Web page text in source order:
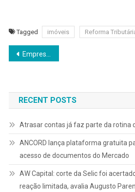
Tagged imóveis Reforma
Navegação
Post
Empresas definem metas sem revisar competências e pagam a conta ao longo do ano
RECENT POSTS
Atrasar contas já faz parte da rotina
ANCORD lança plataforma gratuita
acesso de documentos do Mercado
AW Capital: corte da Selic foi
reação limitada, avalia Augusto